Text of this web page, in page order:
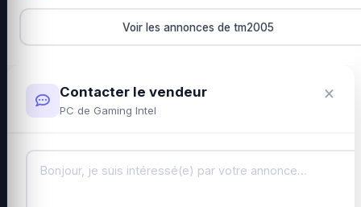
Voir les annonces de tm2005
Contacter le vendeur
PC de Gaming Intel
×